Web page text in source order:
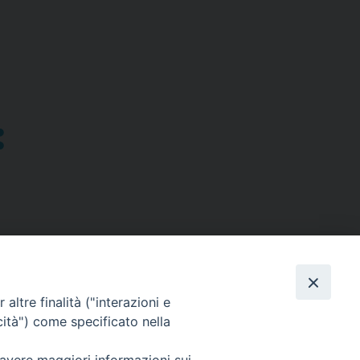
altre finalità ("interazioni e
come specificato nella